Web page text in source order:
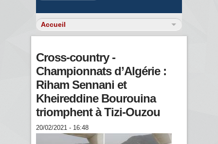
Cross-country -
Championnats d’Algérie :
Riham Sennani et
Kheireddine Bourouina
triomphent à Tizi-Ouzou
20/02/2021 - 16:48